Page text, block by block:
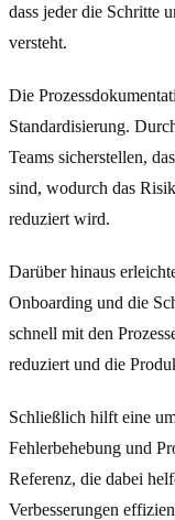
dass jeder die Schritte
versteht.
Die
Standardisierung.
Teams sicherstellen,
sind, wodurch das
reduziert wird.
Darüber hinaus
Onboarding und die
schnell mit den
reduziert und die
Schließlich hilft eine
Fehlerbehebung und
Referenz, die dabei
Verbesserungen